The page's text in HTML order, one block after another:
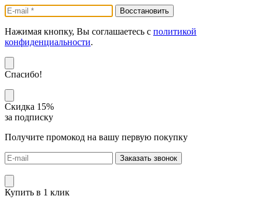
Нажимая кнопку, Вы соглашаетесь с политикой
конфиденциальности.
Спасибо!
Скидка 15%
за подписку
Получите промокод на вашу первую покупку
Заказать звонок
Купить в 1 клик